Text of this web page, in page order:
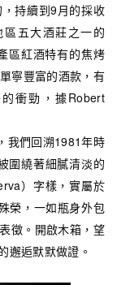
持續到9月的採收
五大酒莊之一的
區紅酒特有的焦烤
寧豐富的酒款，有
衝勁，據Robert
我們回溯1981年時
圍繞著細膩清淡的
）字樣，實屬於
榮，一如瓶身外包
徵。開啟木箱，望
邂逅默默做證。